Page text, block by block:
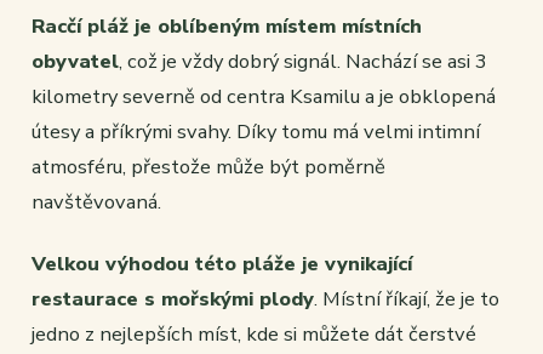
Racčí pláž je oblíbeným místem místních
obyvatel, což je vždy dobrý signál. Nachází se asi 3
kilometry severně od centra Ksamilu a je obklopená
útesy a příkrými svahy. Díky tomu má velmi intimní
atmosféru, přestože může být poměrně
navštěvovaná.
Velkou výhodou této pláže je vynikající
restaurace s mořskými plody. Místní říkají, že je to
jedno z nejlepších míst, kde si můžete dát čerstvé